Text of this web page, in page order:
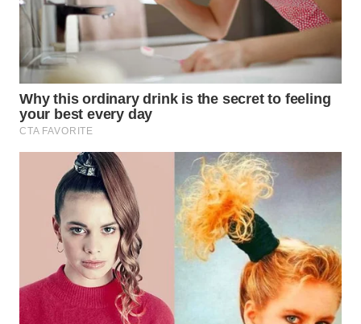
WAHANA
ADVOKAT
WAHANA
INFRASTRUKTUR
WAHANA
KONSUMEN
WAHANA
LISTRIK
WAHANA
TRAVEL